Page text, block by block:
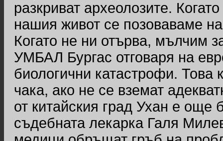
разкриват археолозите.
нашия живот се позоваваме
Когато не ни отърва, мълчим
УМБАЛ Бургас отговаря на
биологични катастрофи. Това
чака, ако не се вземат
от китайския град Ухан е още
съдебната лекарка Галя